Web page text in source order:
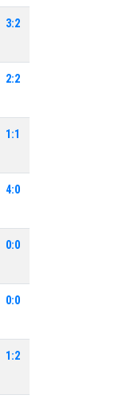
3:2
2:2
1:1
4:0
0:0
0:0
1:2